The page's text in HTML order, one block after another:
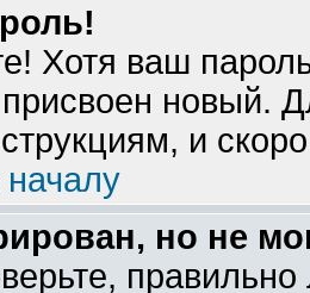
Хотя ваш
новый.
и
началу
но не